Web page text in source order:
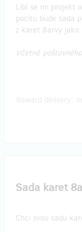
Líbí se mi projekt
pocitu bude sada
z karet 8arvy jako
Včetně
Sada karet
Chci svou sadu